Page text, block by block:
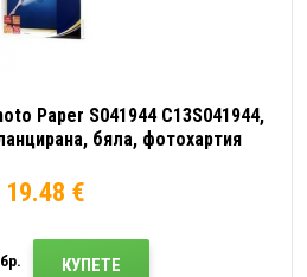
Paper S041944 C13S041944,
бяла, фотохартия
19.48 €
бр. КУПЕТЕ